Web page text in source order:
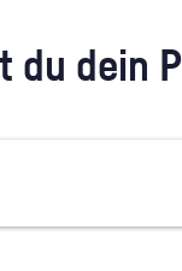
du dein